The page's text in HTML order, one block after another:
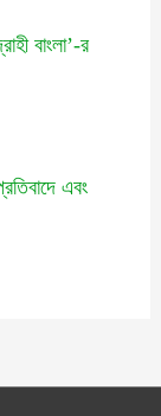
বাংলা’-র
এবং